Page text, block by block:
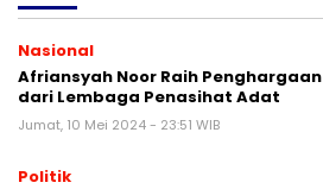
Nasional
Afriansyah Noor Raih Penghargaan
dari Lembaga Penasihat Adat
Jumat, 10 Mei 2024 - 23:51 WIB
Politik